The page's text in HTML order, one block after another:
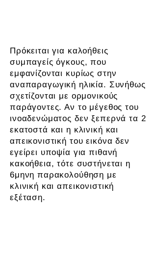
Πρόκειται για καλοήθεις
συμπαγείς όγκους, που
εμφανίζονται κυρίως στην
αναπαραγωγική ηλικία. Συνήθως
σχετίζονται με ορμονικούς
παράγοντες. Αν το μέγεθος του
ινοαδενώματος δεν ξεπερνά τα 2
εκατοστά και η κλινική και
απεικονιστική του εικόνα δεν
εγείρει υποψία για πιθανή
κακοήθεια, τότε συστήνεται η
6μηνη παρακολούθηση με
κλινική και απεικονιστική
εξέταση.